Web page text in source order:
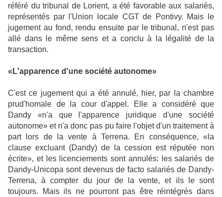
référé du tribunal de Lorient, a été favorable aux salariés,
représentés par l'Union locale CGT de Pontivy. Mais le
jugement au fond, rendu ensuite par le tribunal, n'est pas
allé dans le même sens et a conclu à la légalité de la
transaction.
«L'apparence d'une société autonome»
C'est ce jugement qui a été annulé, hier, par la chambre
prud'homale de la cour d'appel. Elle a considéré que
Dandy «n'a que l'apparence juridique d'une société
autonome» et n'a donc pas pu faire l'objet d'un traitement à
part lors de la vente à Terrena. En conséquence, «la
clause excluant (Dandy) de la cession est réputée non
écrite», et les licenciements sont annulés: les salariés de
Dandy-Unicopa sont devenus de facto salariés de Dandy-
Terrena, à compter du jour de la vente, et ils le sont
toujours. Mais ils ne pourront pas être réintégrés dans